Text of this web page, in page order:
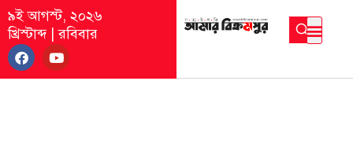
৯ই আগস্ট, ২০২৬
খ্রিস্টাব্দ|রবিবার